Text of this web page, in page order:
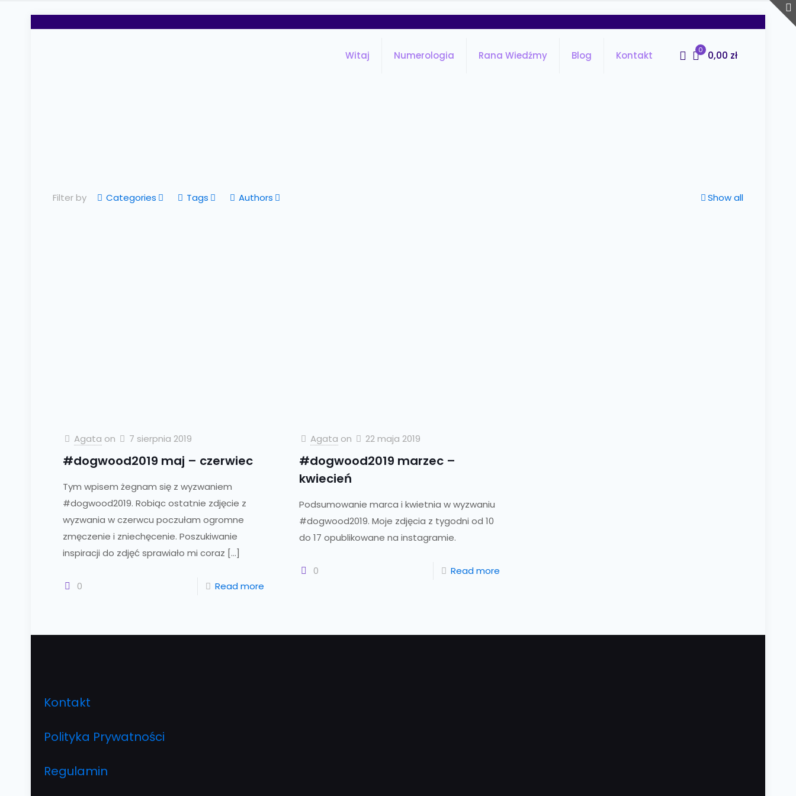
Witaj Numerologia Rana Wiedźmy Blog Kontakt 0 0,00 zł
Filter by Categories Tags Authors Show all
Agata on 7 sierpnia 2019
#dogwood2019 maj – czerwiec
Tym wpisem żegnam się z wyzwaniem
#dogwood2019. Robiąc ostatnie zdjęcie z
wyzwania w czerwcu poczułam ogromne
zmęczenie i zniechęcenie. Poszukiwanie
inspiracji do zdjęć sprawiało mi coraz […]
0 Read more
Agata on 22 maja 2019
#dogwood2019 marzec –
kwiecień
Podsumowanie marca i kwietnia w wyzwaniu
#dogwood2019. Moje zdjęcia z tygodni od 10
do 17 opublikowane na instagramie.
0 Read more
Kontakt
Polityka Prywatności
Regulamin